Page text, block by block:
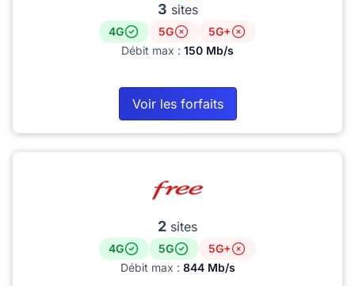
3 sites
4G 5G
5G+
Débit max : 150 Mb/s
Voir les forfaits
2 sites
4G 5G
5G+
Débit max : 844 Mb/s